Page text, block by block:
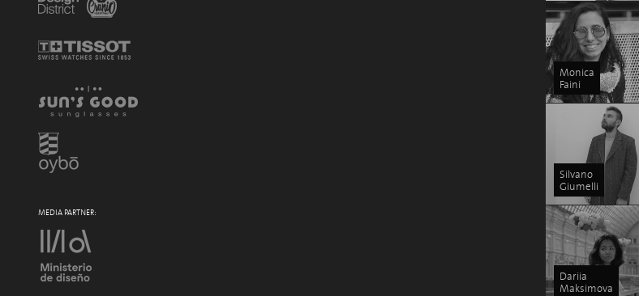
MEDIA PARTNER:
Monica
Faini
Silvano
Giumelli
Dariia
Maksimova